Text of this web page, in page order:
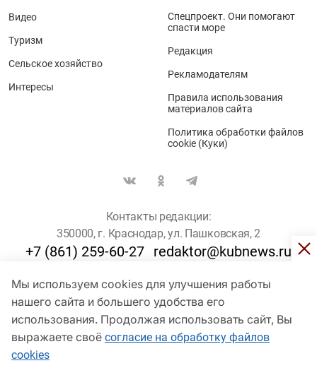
Мы используем cookies для улучшения работы
нашего сайта и большего удобства его
использования. Продолжая использовать сайт, Вы
выражаете своё согласие на обработку файлов
cookies
Видео
Туризм
Сельское хозяйство
Интересы
Спецпроект. Они помогают
спасти море
Редакция
Рекламодателям
Правила использования
материалов сайта
Политика обработки файлов
cookie (Куки)
Контакты редакции:
350000, г. Краснодар, ул. Пашковская, 2
+7 (861) 259-60-27 redaktor@kubnews.ru
Для пользователей старше 16 лет
© Кубанские Новости, 2017
Сетевое издание «kubnews» зарегистрировано Федеральной
службой по надзору в сфере связи, информационных технологий
и массовых коммуникаций (Роскомнадзор). Регистрационный